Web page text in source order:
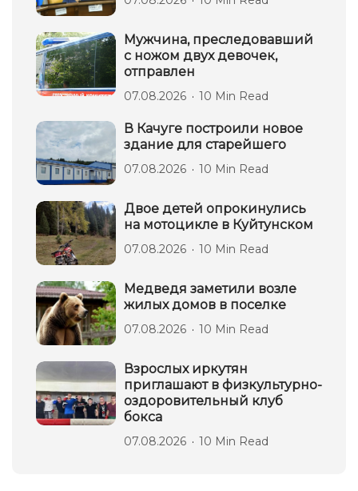
Мужчина, преследовавший
с ножом двух девочек,
отправлен
07.08.2026 10 Min Read
В Качуге построили новое
здание для старейшего
07.08.2026 10 Min Read
Двое детей опрокинулись
на мотоцикле в Куйтунском
07.08.2026 10 Min Read
Медведя заметили возле
жилых домов в поселке
07.08.2026 10 Min Read
Взрослых иркутян
приглашают в физкультурно-
оздоровительный клуб
бокса
07.08.2026 10 Min Read